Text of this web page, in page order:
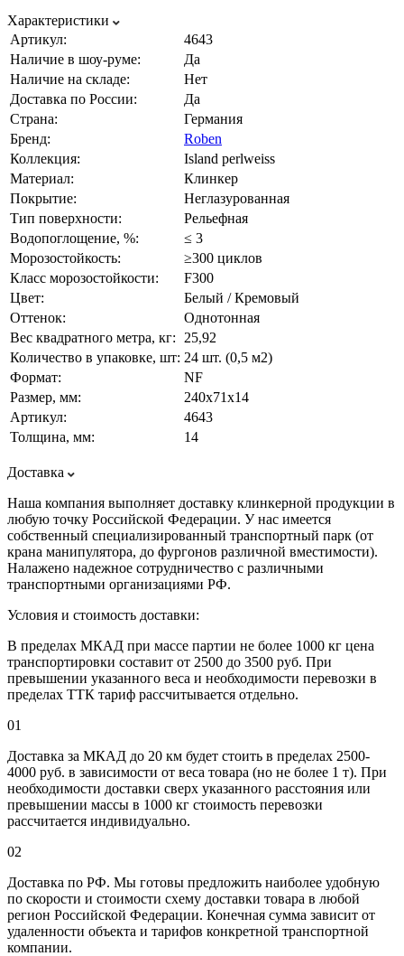
Характеристики
Артикул:
4643
Наличие в шоу-руме:
Да
Наличие на складе:
Нет
Доставка по России:
Да
Страна:
Германия
Бренд:
Roben
Коллекция:
Island perlweiss
Материал:
Клинкер
Покрытие:
Неглазурованная
Тип поверхности:
Рельефная
Водопоглощение, %:
≤ 3
Морозостойкость:
≥300 циклов
Класс морозостойкости:
F300
Цвет:
Белый / Кремовый
Оттенок:
Однотонная
Вес квадратного метра, кг:
25,92
Количество в упаковке, шт: 24 шт. (0,5 м2)
Формат:
NF
Размер, мм:
240х71х14
Артикул:
4643
Толщина, мм:
14
Доставка
Наша компания выполняет доставку клинкерной продукции в
любую точку Российской Федерации. У нас имеется
собственный специализированный транспортный парк (от
крана манипулятора, до фургонов различной вместимости).
Налажено надежное сотрудничество с различными
транспортными организациями РФ.
Условия и стоимость доставки:
В пределах МКАД при массе партии не более 1000 кг цена
транспортировки составит от 2500 до 3500 руб. При
превышении указанного веса и необходимости перевозки в
пределах ТТК тариф рассчитывается отдельно.
01
Доставка за МКАД до 20 км будет стоить в пределах 2500-
4000 руб. в зависимости от веса товара (но не более 1 т). При
необходимости доставки сверх указанного расстояния или
превышении массы в 1000 кг стоимость перевозки
рассчитается индивидуально.
02
Доставка по РФ. Мы готовы предложить наиболее удобную
по скорости и стоимости схему доставки товара в любой
регион Российской Федерации. Конечная сумма зависит от
удаленности объекта и тарифов конкретной транспортной
компании.